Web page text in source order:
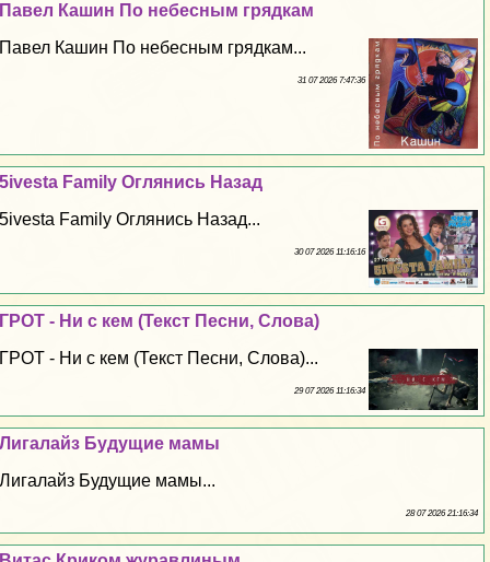
Павел Кашин По небесным грядкам
Павел Кашин По небесным грядкам...
31 07 2026 7:47:36
5ivesta Family Оглянись Назад
5ivesta Family Оглянись Назад...
30 07 2026 11:16:16
ГРОТ - Ни с кем (Текст Песни, Слова)
ГРОТ - Ни с кем (Текст Песни, Слова)...
29 07 2026 11:16:34
Лигалайз Будущие мамы
Лигалайз Будущие мамы...
28 07 2026 21:16:34